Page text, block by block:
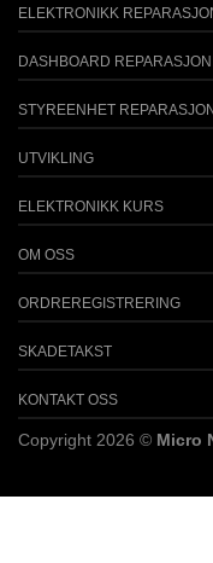
ELEKTRONIKK
DASHBOARD REPARASJON
STYREENHET REPARASJON
UTVIKLING
ELEKTRONIKK KURS
OM OSS
ORDREREGISTRERING
SKADETAKST
KONTAKT OSS
Copyright 2026 © Micro